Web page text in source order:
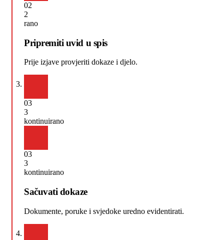
02
2
rano
Pripremiti uvid u spis
Prije izjave provjeriti dokaze i djelo.
03
3
kontinuirano
03
3
kontinuirano
Sačuvati dokaze
Dokumente, poruke i svjedoke uredno evidentirati.